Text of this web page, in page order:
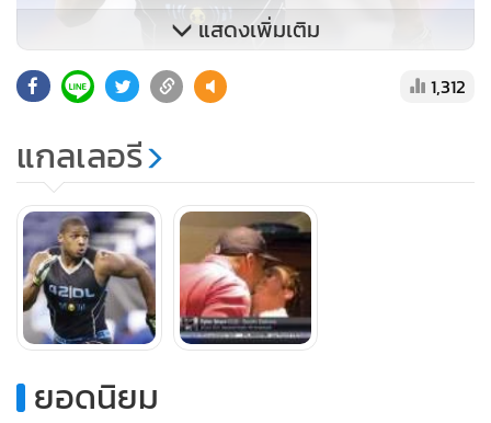
แสดงเพิ่มเติม
1,312
แกลเลอรี
ยอดนิยม